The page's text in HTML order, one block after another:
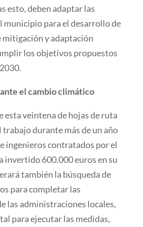
esto, deben adaptar las
municipio para el desarrollo de
mitigación y adaptación
los objetivos propuestos
el cambio climático
esta veintena de hojas de ruta
trabajo durante más de un año
ingenieros contratados por el
invertido 600.000 euros en su
también la búsqueda de
para completar las
las administraciones locales,
para ejecutar las medidas,